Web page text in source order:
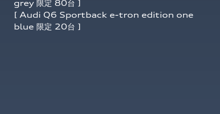
grey 限定 80台 ]
[ Audi Q6 Sportback e-tron edition one
blue 限定 20台 ]